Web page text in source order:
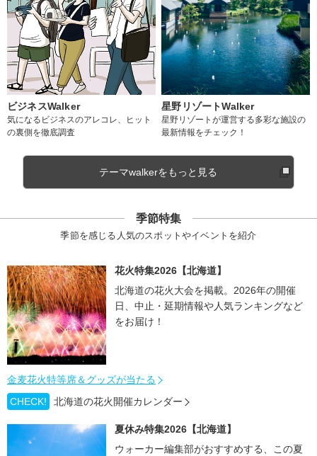
ビジネスWalker
気になるビジネスのアレコレ、ヒット
の裏側を徹底調査
星野リゾートWalker
星野リゾートが運営する多彩な施設の
最新情報をチェック！
テーマwalkerをもっと見る
季節特集
季節を感じる人気のスポットやイベントを紹介
花火特集2026【北海道】
北海道の花火大会を掲載。2026年の開催
日、中止・延期情報や人気ランキングなど
をお届け！
金麦花火特等席＆グッズが当たる
CHECK!
北海道の花火開催カレンダー
夏休み特集2026【北海道】
ウォーカー編集部がおすすめする、この夏